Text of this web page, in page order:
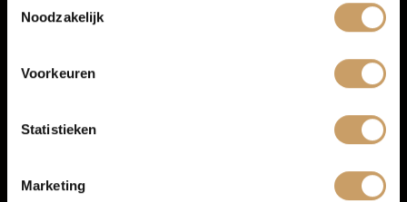
Noodzakelijk
Voorkeuren
Statistieken
Marketing
Spraakbediening
Over Autobedrijf De Baaij
Contact